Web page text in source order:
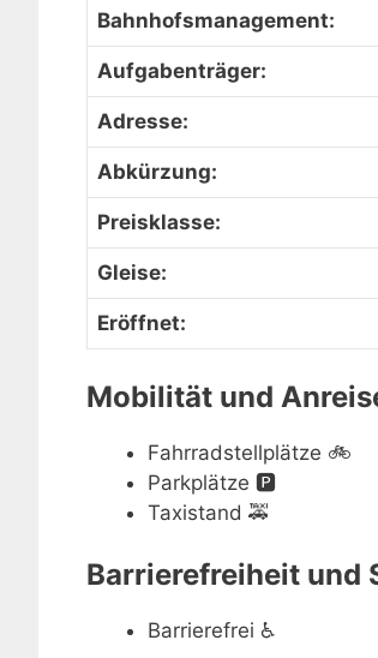
Bahnhofsmanagement:
Aufgabenträger:
Adresse:
Abkürzung:
Preisklasse:
Gleise:
Eröffnet:
Mobilität und
Fahrradstellplätze 🚲
Parkplätze 🅿️
Taxistand 🚕
Barrierefreiheit und
Barrierefrei ♿